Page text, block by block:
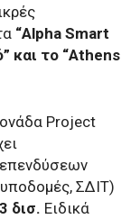
“Alpha Smart
και το “Athens
Project
ΣΔΙΤ)
δισ. Ειδικά